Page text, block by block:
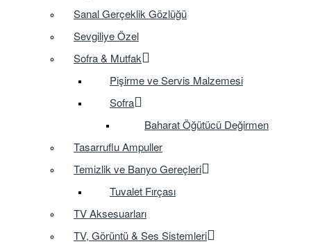
Sanal Gerçeklik Gözlüğü
Sevgiliye Özel
Sofra & Mutfak
Pişirme ve Servis Malzemesi
Sofra
Baharat Öğütücü Değirmen
Tasarruflu Ampuller
Temizlik ve Banyo Gereçleri
Tuvalet Fırçası
TV Aksesuarları
TV, Görüntü & Ses Sistemleri